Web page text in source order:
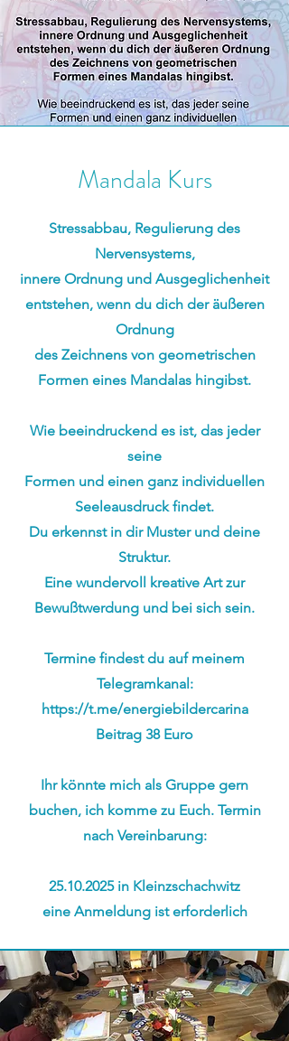
Mandala Kurs
Stressabbau, Regulierung des
Nervensystems,
innere Ordnung und Ausgeglichenheit
entstehen, wenn du dich der äußeren
Ordnung
des Zeichnens von geometrischen
Formen eines Mandalas hingibst.
Wie beeindruckend es ist, das jeder
seine
Formen und einen ganz individuellen
Seeleausdruck findet.
Du erkennst in dir Muster und deine
Struktur.
Eine wundervoll kreative Art zur
Bewußtwerdung und bei sich sein.
Termine findest du auf meinem
Telegramkanal:
https://t.me/energiebildercarina
Beitrag 38 Euro
Ihr könnte mich als Gruppe gern
buchen, ich komme zu Euch. Termin
nach Vereinbarung:
25.10.2025in Kleinzschachwitz
eine Anmeldung ist erforderlich